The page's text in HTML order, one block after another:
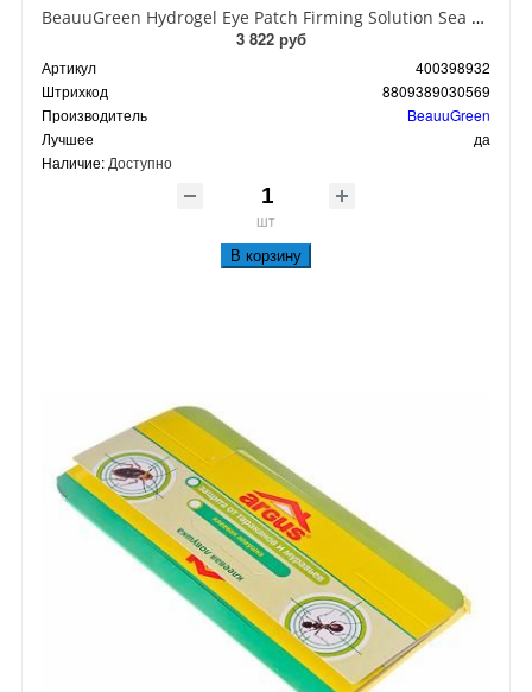
BeauuGreen Hydrogel Eye Patch Firming Solution Sea Cocumber & Black Гидрогелевые патчи для кожи вокруг глаз с экстрактом черного морского огурца 60 шт 90 гр
3 822 руб
Артикул
400398932
Штрихкод
8809389030569
Производитель
BeauuGreen
Лучшее
да
Наличие: Доступно
шт
В корзину